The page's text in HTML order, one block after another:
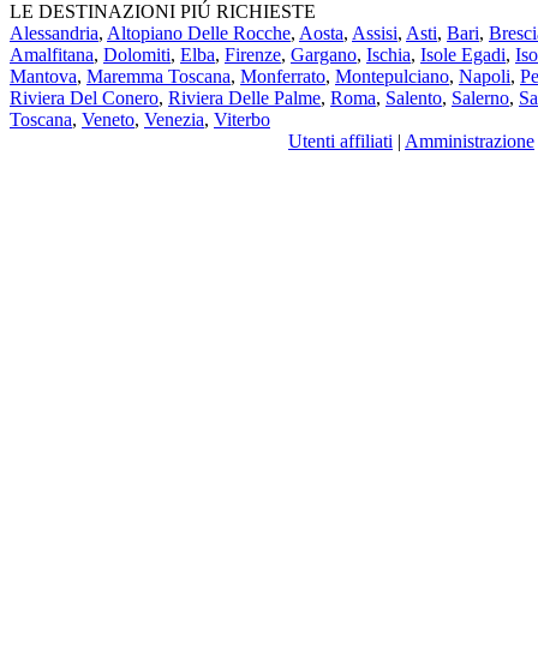
LE DESTINAZIONI PIÚ RICHIESTE
Alessandria, Altopiano Delle Rocche, Aosta, Assisi, Asti, Bari,
Amalfitana, Dolomiti, Elba, Firenze, Gargano, Ischia, Isole Egadi,
Mantova, Maremma Toscana, Monferrato, Montepulciano, Napoli,
Riviera Del Conero, Riviera Delle Palme, Roma, Salento, Salerno,
Toscana, Veneto, Venezia, Viterbo
Utenti affiliati | Amministrazione